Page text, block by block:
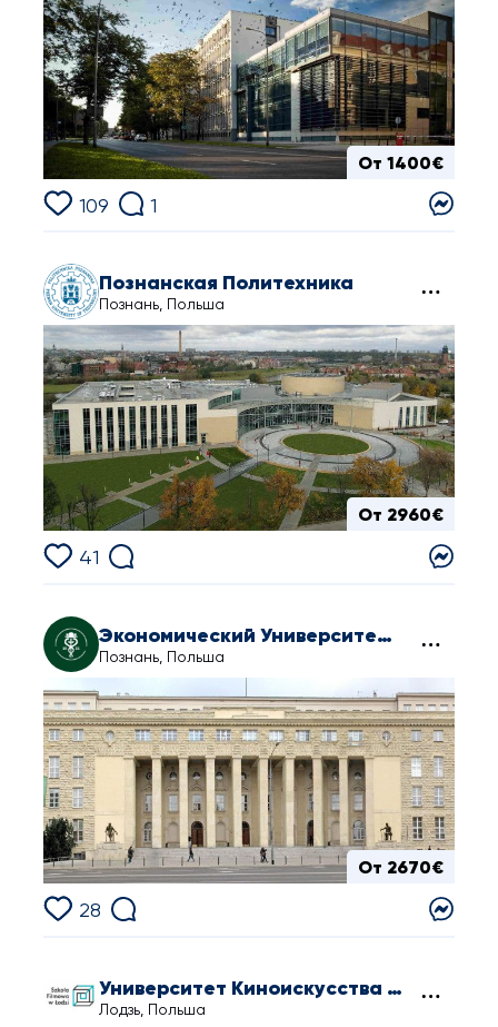
От 1400€
109 1
Познанская Политехника
Познань, Польша
От 2960€
41
Экономический Университет в Познани
Познань, Польша
От 2670€
28
Университет Киноискусства в Лодзи
Лодзь, Польша